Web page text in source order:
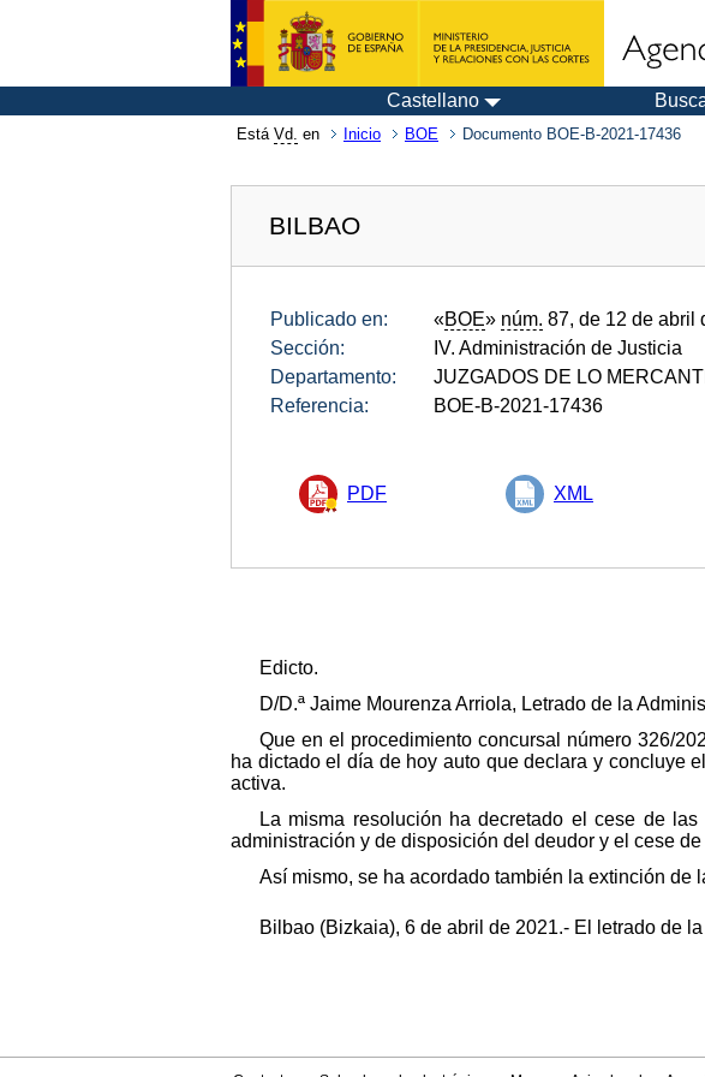
Castellano
Está Vd. en Inicio BOE Documento BOE-B-2021-17436
BILBAO
Publicado en: «BOE» núm. 87, de 12 de abril
Sección:
IV. Administración de Justicia
Departamento:
JUZGADOS DE LO
Referencia:
BOE-B-2021-17436
PDF XML
Edicto.
D/D.ª Jaime Mourenza Arriola, Letrado de la
Que en el procedimiento concursal número 326/
ha dictado el día de hoy auto que declara y concluye
activa.
La misma resolución ha decretado el cese de
administración y de disposición del deudor y el cese
Así mismo, se ha acordado también la extinción de
Bilbao (Bizkaia), 6 de abril de 2021.- El letrado de